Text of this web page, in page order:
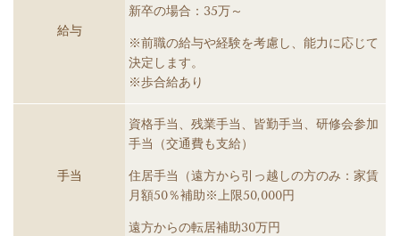
給与
新卒の場合：35万～
※前職の給与や経験を考慮し、能力に応じて
決定します。
※歩合給あり
手当
資格手当、残業手当、皆勤手当、研修会参加
手当（交通費も支給）
住居手当（遠方から引っ越しの方のみ：家賃
月額50％補助※上限50,000円
遠方からの転居補助30万円